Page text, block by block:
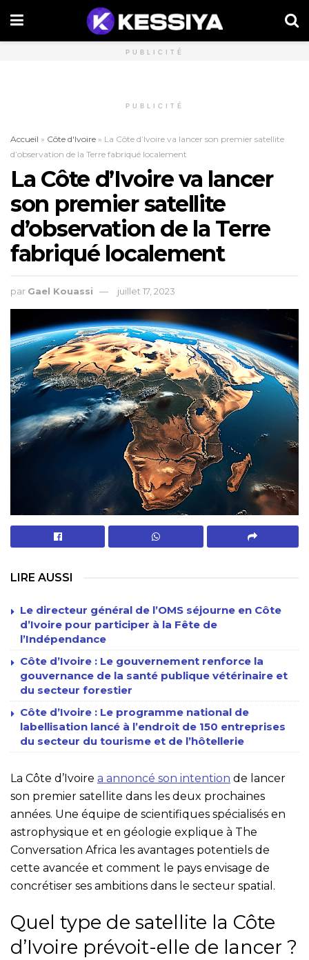
PUBLICITÉ
PUBLICITÉ
Accueil » Côte d'Ivoire » La Côte d’Ivoire va lancer son premier satellite
d’observation de la Terre fabriqué localement
La Côte d’Ivoire va lancer
son premier satellite
d’observation de la Terre
fabriqué localement
par Gael Kouassi juillet 17, 2023
LIRE AUSSI
Le directeur général de l’OMS séjourne en Côte
d’Ivoire pour participer à la Fête de
l’Indépendance
Côte d’Ivoire : Le gouvernement renforce la
gouvernance de la santé publique vétérinaire et
du secteur forestier
Côte d’Ivoire : Le programme national de
labellisation lancé à l’endroit de 150 entreprises
du secteur du tourisme et de l’hôtellerie
La Côte d’Ivoire a annoncé son intention de lancer
son premier satellite dans les deux prochaines
années. Une équipe de scientifiques spécialisés en
astrophysique et en géologie explique à The
Conversation Africa les avantages potentiels de
cette avancée et comment le pays envisage de
concrétiser ses ambitions dans le secteur spatial.
Quel type de satellite la Côte
d’Ivoire prévoit-elle de lancer ?